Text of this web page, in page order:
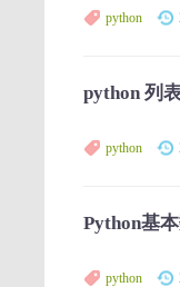
python
python 列
python
Python基
python